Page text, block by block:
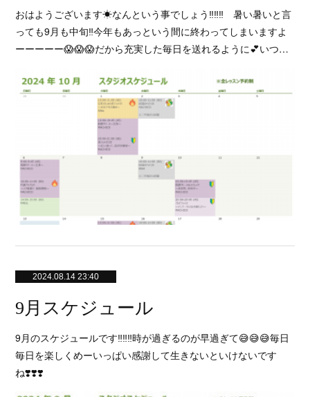
おはようございます☀なんという事でしょう‼️‼️‼️ 暑い暑いと言
っても9月も中旬‼️今年もあっという間に終わってしまいますよ
ーーーーー😱😱😱だから充実した毎日を送れるように💕いつ…
2024.08.14 23:40
9月スケジュール
9月のスケジュールです‼️‼️‼️時が過ぎるのが早過ぎて😅😅😅毎日
毎日を楽しくめーいっぱい感謝して生きないといけないです
ね❣️❣️❣️